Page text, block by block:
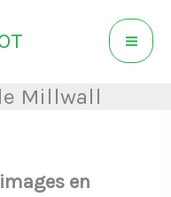
Millwall
en